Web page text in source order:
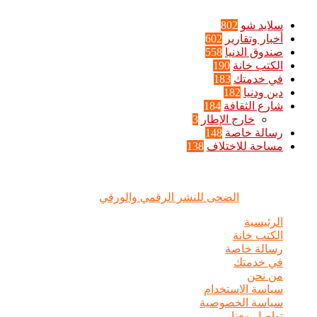
سلايد شو 802
أخبار وتقارير 602
صندوق الدنيا 558
الكتب خانة 190
في خدمتك 183
دين ودنيا 182
شارع الثقافة 184
خارج الإطار 3
رسالة خاصة 148
مساحة للاختلاف 138
الضحى للنشر الرقمي والورقي
الرئيسية
الكتب خانة
رسالة خاصة
في خدمتك
من نحن
سياسة الاستخدام
سياسة الخصوصية